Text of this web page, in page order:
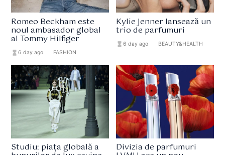
Romeo Beckham este
noul ambasador global
al Tommy Hilfiger
hourglass_full6 day ago FASHION
Kylie Jenner lansează un
trio de parfumuri
hourglass_full 6 day ago BEAUTY&HEALTH
Studiu: piața globală a Divizia de parfumuri